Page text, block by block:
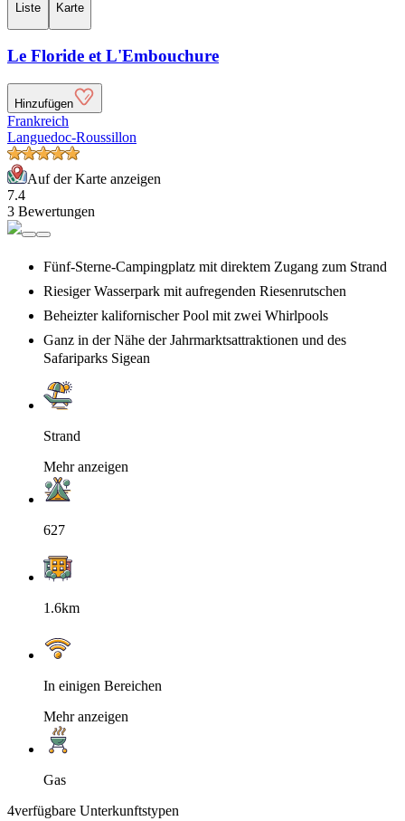
Liste Karte
Le Floride et L'Embouchure
Hinzufügen
Frankreich
Languedoc-Roussillon
Auf der Karte anzeigen
7.4
3 Bewertungen
Fünf-Sterne-Campingplatz mit direktem Zugang zum Strand
Riesiger Wasserpark mit aufregenden Riesenrutschen
Beheizter kalifornischer Pool mit zwei Whirlpools
Ganz in der Nähe der Jahrmarktsattraktionen und des
Safariparks Sigean
Strand
Mehr anzeigen
627
1.6km
In einigen Bereichen
Mehr anzeigen
Gas
4verfügbare Unterkunftstypen